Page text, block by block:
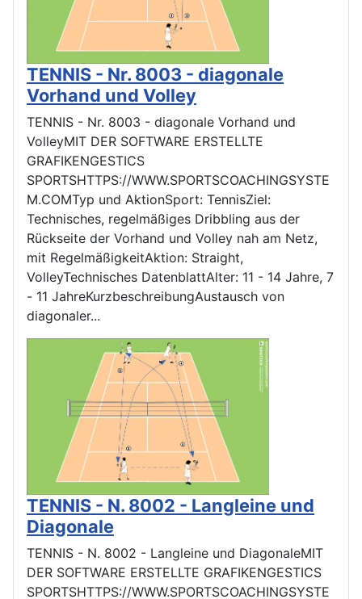
TENNIS - Nr. 8003 - diagonale
Vorhand und Volley
TENNIS - Nr. 8003 - diagonale Vorhand und
VolleyMIT DER SOFTWARE ERSTELLTE
GRAFIKENGESTICS
SPORTSHTTPS://WWW.SPORTSCOACHINGSYSTE
M.COMTyp und AktionSport: TennisZiel:
Technisches, regelmäßiges Dribbling aus der
Rückseite der Vorhand und Volley nah am Netz,
mit RegelmäßigkeitAktion: Straight,
VolleyTechnisches DatenblattAlter: 11 - 14 Jahre, 7
- 11 JahreKurzbeschreibungAustausch von
diagonaler...
TENNIS - N. 8002 - Langleine und
Diagonale
TENNIS - N. 8002 - Langleine und DiagonaleMIT
DER SOFTWARE ERSTELLTE GRAFIKENGESTICS
SPORTSHTTPS://WWW.SPORTSCOACHINGSYSTE